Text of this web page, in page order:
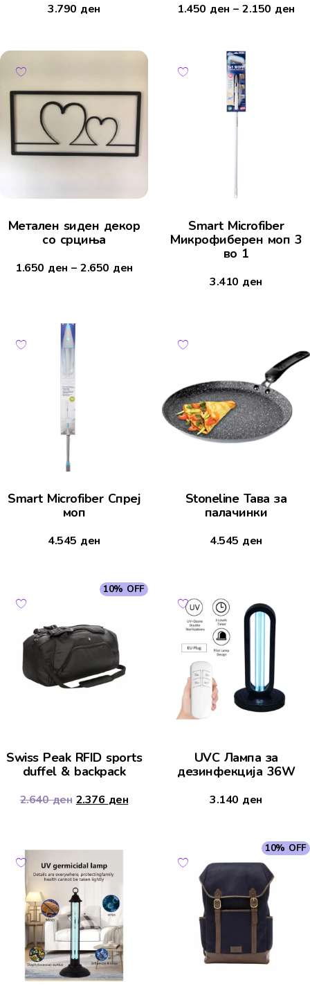
3.790 ден 1.450 ден –2.150 ден
Mетален ѕиден декор
со срциња
1.650 ден –2.650 ден
Smart Microfiber
Микрофиберен моп 3
во 1
3.410 ден
Smart Microfiber Спреј
моп
4.545 ден
Stoneline Тава за
палачинки
4.545 ден
10% OFF
Swiss Peak RFID sports
duffel & backpack
2.640ден 2.376 ден
UVC Лампа за
дезинфекција 36W
3.140 ден
10% OFF